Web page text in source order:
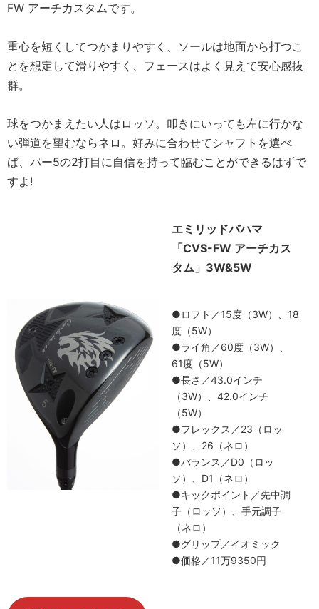
FW アーチカスタムです。
重心を短くしてつかまりやすく、ソールは地面から打つこ
とを想定して滑りやすく、フェースはよく見えて安心感抜
群。
球をつかまえたい人はロッソ。叩きにいっても左に行かな
い弾道を望むならネロ。好みに合わせてシャフトを選べ
ば、パー5の2打目に自信を持って臨むことができるはずで
すよ!
エミリッドバハマ
「CVS-FW アーチカス
タム」3W&5W
●ロフト／15度（3W）、18
度（5W）
●ライ角／60度（3W）、
61度（5W）
●長さ／43.0インチ
（3W）、42.0インチ
（5W）
●フレックス／23（ロッ
ソ）、26（ネロ）
●バランス／D0（ロッ
ソ）、D1（ネロ）
●キックポイント／先中調
子（ロッソ）、手元調子
（ネロ）
●グリップ／イオミック
●価格／11万9350円